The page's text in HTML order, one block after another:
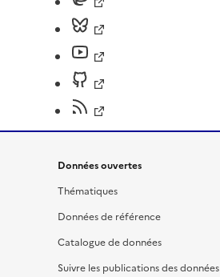
Données ouvertes
Thématiques
Données de référence
Catalogue de données
Suivre les publications des données